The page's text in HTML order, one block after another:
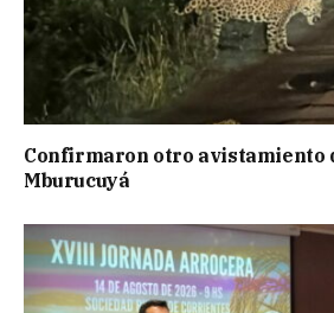
Confirmaron otro avistamiento
Mburucuyá